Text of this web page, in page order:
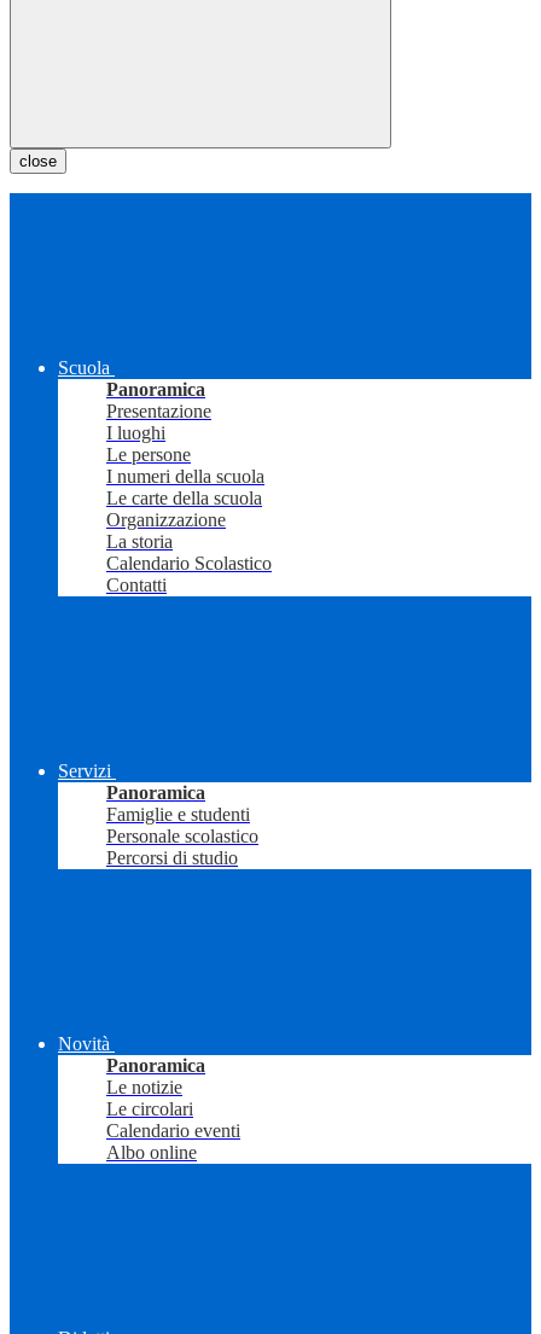
close
Scuola
Panoramica
Presentazione
I luoghi
Le persone
I numeri della scuola
Le carte della scuola
Organizzazione
La storia
Calendario Scolastico
Contatti
Servizi
Panoramica
Famiglie e studenti
Personale scolastico
Percorsi di studio
Novità
Panoramica
Le notizie
Le circolari
Calendario eventi
Albo online